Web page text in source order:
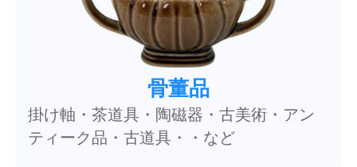
骨董品
掛け軸・茶道具・陶磁器・古美術・アン
ティーク品・古道具・・など